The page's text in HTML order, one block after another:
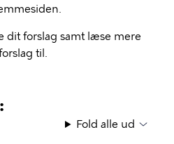
dit forslag samt læse mere
til.
Fold alle ud